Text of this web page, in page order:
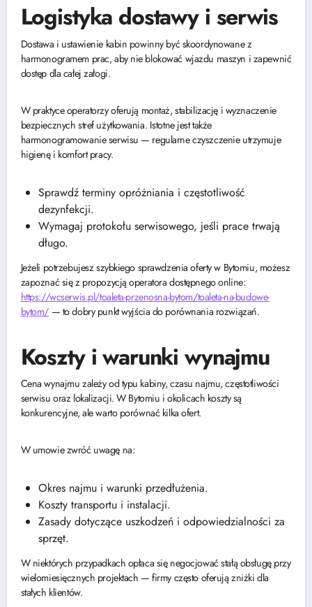
Logistyka dostawy i serwis
Dostawa i ustawienie kabin powinny być skoordynowane z
harmonogramem prac, aby nie blokować wjazdu maszyn i zapewnić
dostęp dla całej załogi.
W praktyce operatorzy oferują montaż, stabilizację i wyznaczenie
bezpiecznych stref użytkowania. Istotne jest także
harmonogramowanie serwisu — regularne czyszczenie utrzymuje
higienę i komfort pracy.
Sprawdź terminy opróżniania i częstotliwość
dezynfekcji.
Wymagaj protokołu serwisowego, jeśli prace trwają
długo.
Jeżeli potrzebujesz szybkiego sprawdzenia oferty w Bytomiu, możesz
zapoznać się z propozycją operatora dostępnego online:
https://wcserwis.pl/toaleta-przenosna-bytom/toaleta-na-budowe-
bytom/ — to dobry punkt wyjścia do porównania rozwiązań.
Koszty i warunki wynajmu
Cena wynajmu zależy od typu kabiny, czasu najmu, częstotliwości
serwisu oraz lokalizacji. W Bytomiu i okolicach koszty są
konkurencyjne, ale warto porównać kilka ofert.
W umowie zwróć uwagę na:
Okres najmu i warunki przedłużenia.
Koszty transportu i instalacji.
Zasady dotyczące uszkodzeń i odpowiedzialności za
sprzęt.
W niektórych przypadkach opłaca się negocjować stałą obsługę przy
wielomiesięcznych projektach — firmy często oferują zniżki dla
stałych klientów.